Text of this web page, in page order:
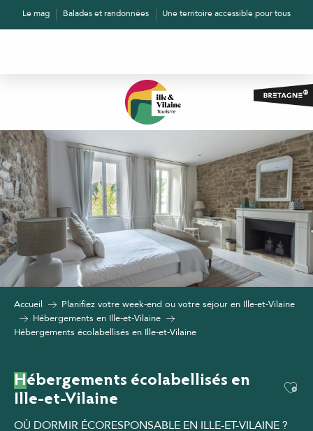
AllerLe mag Balades et randonnées Une territoire accessible pour tous
Accueil
Planifiez votre week-end ou votre séjour en Ille-et-Vilaine
Hébergements en Ille-et-Vilaine
Hébergements écolabellisés en Ille-et-Vilaine
Hébergements écolabellisés en
Ille-et-Vilaine
OÙ DORMIR ÉCORESPONSABLE EN ILLE-ET-VILAINE ?